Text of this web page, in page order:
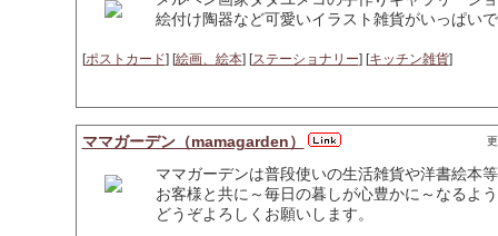
絵付け陶器など可愛いイラスト雑貨がいっぱい
[ポストカード] [絵画、絵本] [ステーショナリー] [キッチン雑貨]
ママガーデン（mamagarden）
ママガーデンは普段使いの生活雑貨や洋書絵本
お客様と共に～毎日の暮しが心豊かに～なるよ
どうぞよろしくお願いします。